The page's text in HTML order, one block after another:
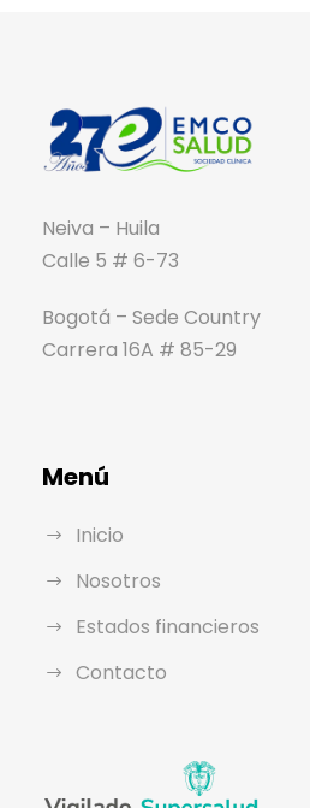
Neiva – Huila
Calle 5 # 6-73
Bogotá – Sede Country
Carrera 16A # 85-29
Menú
Inicio
Nosotros
Estados financieros
Contacto